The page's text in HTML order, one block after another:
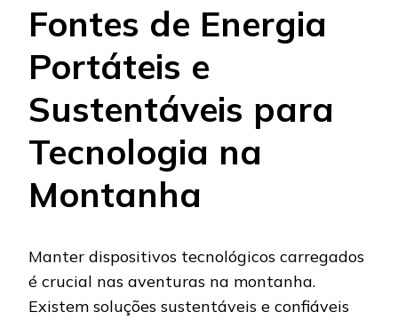
Fontes de Energia
Portáteis e
Sustentáveis para
Tecnologia na
Montanha
Manter dispositivos tecnológicos carregados
é crucial nas aventuras na montanha.
Existem soluções sustentáveis e confiáveis